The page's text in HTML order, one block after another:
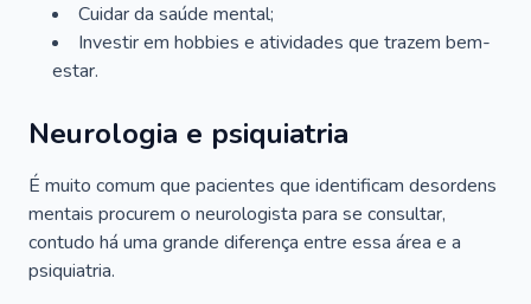
Cuidar da saúde mental;
Investir em hobbies e atividades que trazem bem-
estar.
Neurologia e psiquiatria
É muito comum que pacientes que identificam desordens
mentais procurem o neurologista para se consultar,
contudo há uma grande diferença entre essa área e a
psiquiatria.